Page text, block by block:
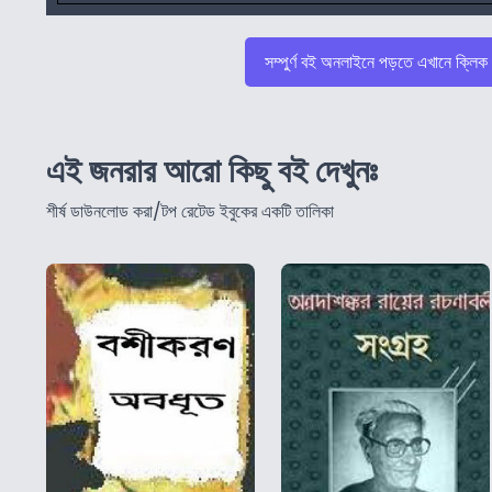
সম্পুর্ণ বই অনলাইনে পড়তে এখানে
এই জনরার আরো কিছু বই দেখুনঃ
শীর্ষ ডাউনলোড করা/টপ রেটেড ইবুকের একটি তালিকা